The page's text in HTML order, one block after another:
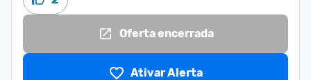
Oferta encerrada
Ativar Alerta